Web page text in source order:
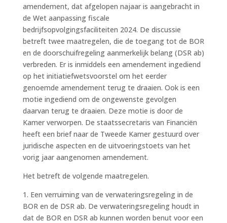
amendement, dat afgelopen najaar is aangebracht in
de Wet aanpassing fiscale
bedrijfsopvolgingsfaciliteiten 2024. De discussie
betreft twee maatregelen, die de toegang tot de BOR
en de doorschuifregeling aanmerkelijk belang (DSR ab)
verbreden. Er is inmiddels een amendement ingediend
op het initiatiefwetsvoorstel om het eerder
genoemde amendement terug te draaien. Ook is een
motie ingediend om de ongewenste gevolgen
daarvan terug te draaien. Deze motie is door de
Kamer verworpen. De staatssecretaris van Financiën
heeft een brief naar de Tweede Kamer gestuurd over
juridische aspecten en de uitvoeringstoets van het
vorig jaar aangenomen amendement.
Het betreft de volgende maatregelen.
1. Een verruiming van de verwateringsregeling in de
BOR en de DSR ab. De verwateringsregeling houdt in
dat de BOR en DSR ab kunnen worden benut voor een